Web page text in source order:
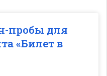
пробы для
«Билет в